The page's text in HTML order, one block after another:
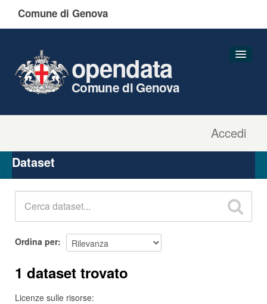
Comune di Genova
Accedi
opendata
Comune di Genova
Organizzazioni
Gruppi
Dataset
Ordina per
1 dataset trovato
Licenze sulle risorse: